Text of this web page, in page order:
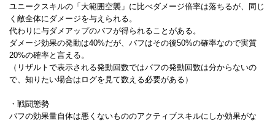
ユニークスキルの「大範囲空襲」に比べダメージ倍率は落ちるが、同じ
く敵全体にダメージを与えられる。
代わりに与ダメアップのバフが得られることがある。
ダメージ効果の発動は40%だが、バフはその後50%の確率なので実質
20%の確率と言える。
（リザルトで表示される発動回数ではバフの発動回数は分からないの
で、知りたい場合はログを見て数える必要がある）
・戦闘態勢
バフの効果量自体は悪くないもののアクティブスキルにしか効果がな